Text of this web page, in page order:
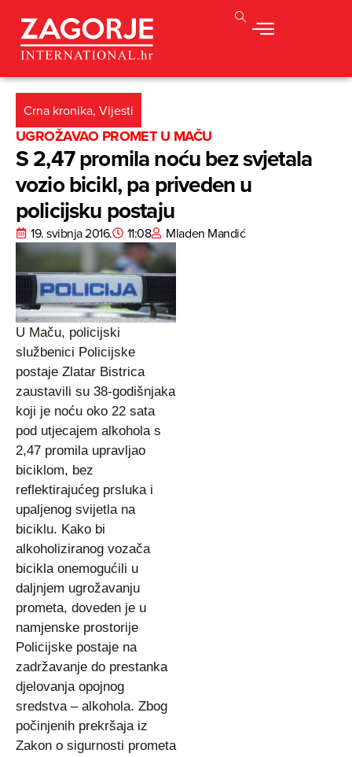
Crna kronika, Vijesti
UGROŽAVAO PROMET U MAČU
S 2,47 promila noću bez svjetala
vozio bicikl, pa priveden u
policijsku postaju
19. svibnja 2016. 11:08 Mladen Mandić
U Maču, policijski
službenici Policijske
postaje Zlatar Bistrica
zaustavili su 38-godišnjaka
koji je noću oko 22 sata
pod utjecajem alkohola s
2,47 promila upravljao
biciklom, bez
reflektirajućeg prsluka i
upaljenog svijetla na
biciklu. Kako bi
alkoholiziranog vozača
bicikla onemogućili u
daljnjem ugrožavanju
prometa, doveden je u
namjenske prostorije
Policijske postaje na
zadržavanje do prestanka
djelovanja opojnog
sredstva – alkohola. Zbog
počinjenih prekršaja iz
Zakon o sigurnosti prometa